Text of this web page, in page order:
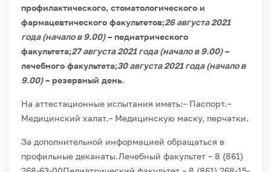
профилактического, стоматологического и
фармацевтического факультетов;26 августа 2021
года (начало в 9.00)– педиатрического
факультета;27 августа 2021 года (начало в 9.00)–
лечебного факультета;30 августа 2021 года (начало в
9.00)– резервный день.
На аттестационные испытания иметь:– Паспорт.–
Медицинский халат.– Медицинскую маску, перчатки.
За дополнительной информацией обращаться в
профильные деканаты.Лечебный факультет – 8 (861)